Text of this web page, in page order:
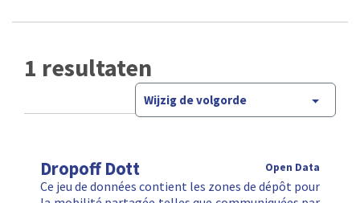
1 resultaten
Wijzig de volgorde
Dropoff Dott Open Data
Ce jeu de données contient les zones de dépôt pour